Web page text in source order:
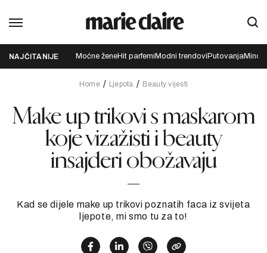
NAJČITANIJE Moćne ženeHit parfemi Modni trendovi Putovanja
Home Ljepota Beauty vijesti
Make up trikovi s maskarom
koje vizažisti i beauty
insajderi obožavaju
Kad se dijele make up trikovi poznatih faca iz svijeta
ljepote, mi smo tu za to!